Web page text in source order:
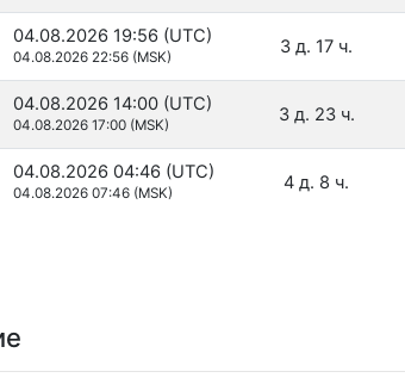
04.08.2026 19:56 (UTC)
04.08.2026 22:56 (MSK) 3 д. 17 ч.
04.08.2026 14:00 (UTC)
04.08.2026 17:00 (MSK) 3 д. 23 ч.
04.08.2026 04:46 (UTC)
04.08.2026 07:46 (MSK) 4 д. 8 ч.